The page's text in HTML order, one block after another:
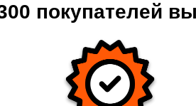
покупателей